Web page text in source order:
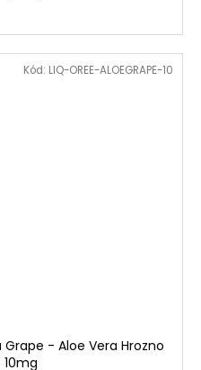
Grape - Aloe Vera Hrozno
Kód: LIQ-OREE-ALOEGRAPE-10